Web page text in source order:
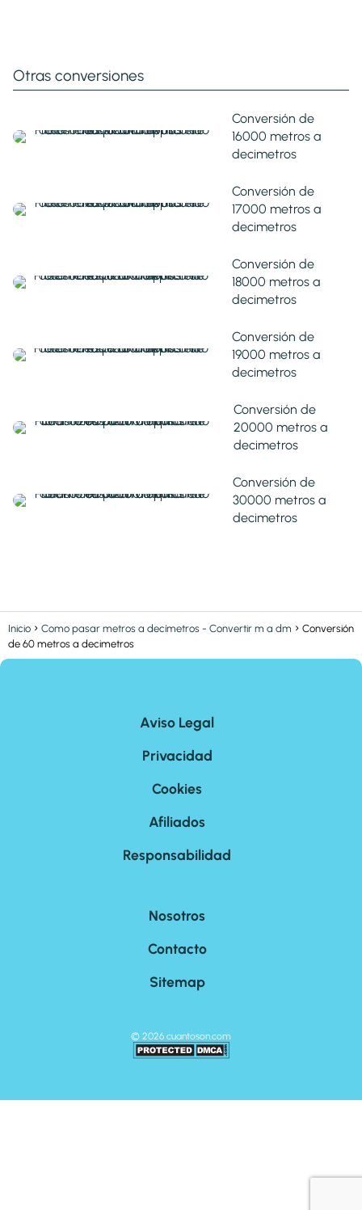
Otras conversiones
Conversión de
16000 metros a
decimetros
Conversión de
17000 metros a
decimetros
Conversión de
18000 metros a
decimetros
Conversión de
19000 metros a
decimetros
Conversión de
20000 metros a
decimetros
Conversión de
30000 metros a
decimetros
Inicio Como pasar metros a decímetros - Convertir m a dm
Conversión
de 60 metros a decimetros
Aviso Legal
Privacidad
Cookies
Afiliados
Responsabilidad
Nosotros
Contacto
Sitemap
© 2026 cuantoson.com